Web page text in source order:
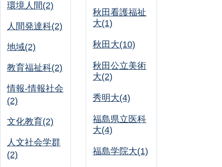
環境人間(2)
人間発達科(2)
地域(2)
教育福祉科(2)
情報-情報社会
(2)
文化教育(2)
人文社会学群
(2)
秋田看護福祉
大(1)
秋田大(10)
秋田公立美術
大(2)
秀明大(4)
福島県立医科
大(4)
福島学院大(1)